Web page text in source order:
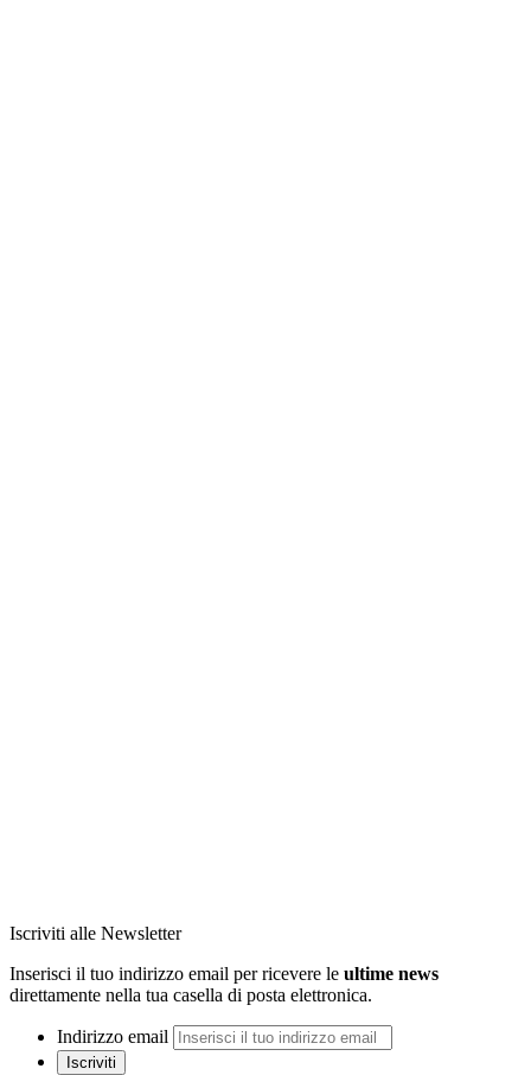
Iscriviti alle Newsletter
Inserisci il tuo indirizzo email per ricevere le ultime news
direttamente nella tua casella di posta elettronica.
Indirizzo email
Iscriviti